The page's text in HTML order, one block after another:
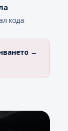
кода.
→